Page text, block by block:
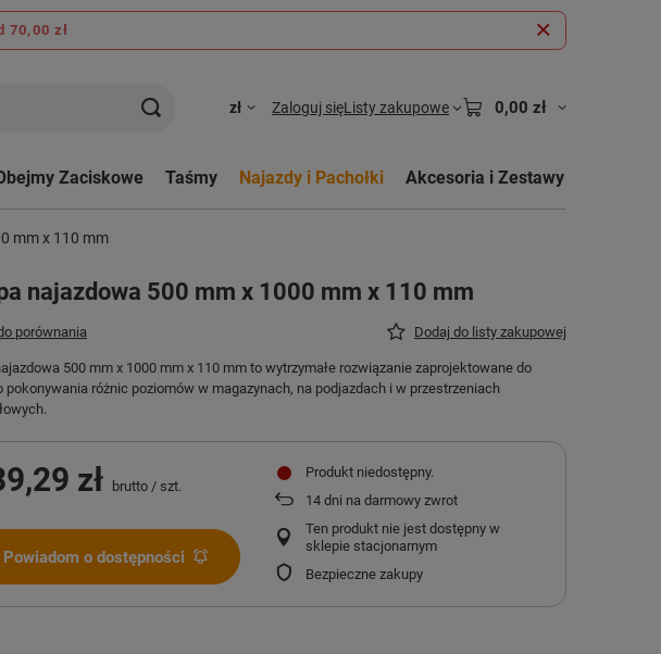
70,00 zł
zł Zaloguj sięListy zakupowe 0,00 zł
Zaciskowe Taśmy Najazdy i Pachołki Akcesoria i Zestawy
mm x 110 mm
najazdowa 500 mm x 1000 mm x 110 mm
porównania Dodaj do listy zakupowej
500 mm x 1000 mm x 110 mm to wytrzymałe rozwiązanie zaprojektowane do
pokonywania różnic poziomów w magazynach, na podjazdach i w przestrzeniach
zł brutto / szt.
Powiadom o dostępności
Produkt niedostępny
14 dni na darmowy zwrot
Ten produkt nie jest dostępny w
sklepie stacjonarnym
Bezpieczne zakupy